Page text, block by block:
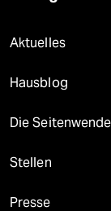
Aktuelles
Hausblog
Die Seitenwende
Stellen
Presse